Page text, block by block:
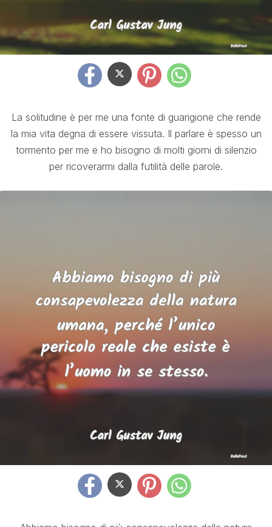
La solitudine è per me una fonte di guarigione che rende
la mia vita degna di essere vissuta. Il parlare è spesso un
tormento per me e ho bisogno di molti giorni di silenzio
per ricoverarmi dalla futilità delle parole.